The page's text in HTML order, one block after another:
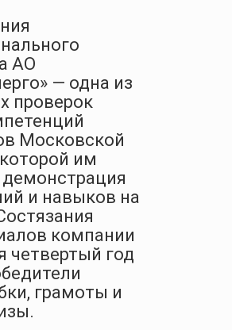
АО
— одна из
проверок
Московской
им
и навыков на
компании
четвертый год
грамоты и